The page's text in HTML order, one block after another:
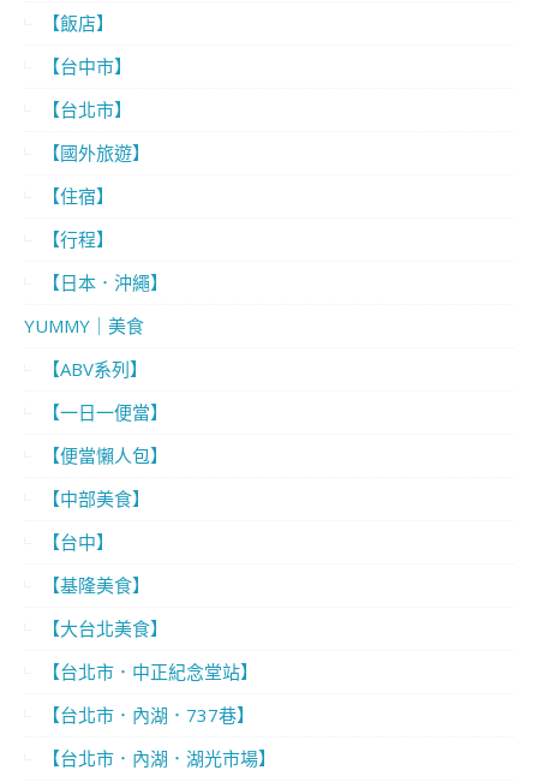
【飯店】
【台中市】
【台北市】
【國外旅遊】
【住宿】
【行程】
【日本．沖繩】
YUMMY｜美食
【ABV系列】
【一日一便當】
【便當懶人包】
【中部美食】
【台中】
【基隆美食】
【大台北美食】
【台北市．中正紀念堂站】
【台北市．內湖．737巷】
【台北市．內湖．湖光市場】